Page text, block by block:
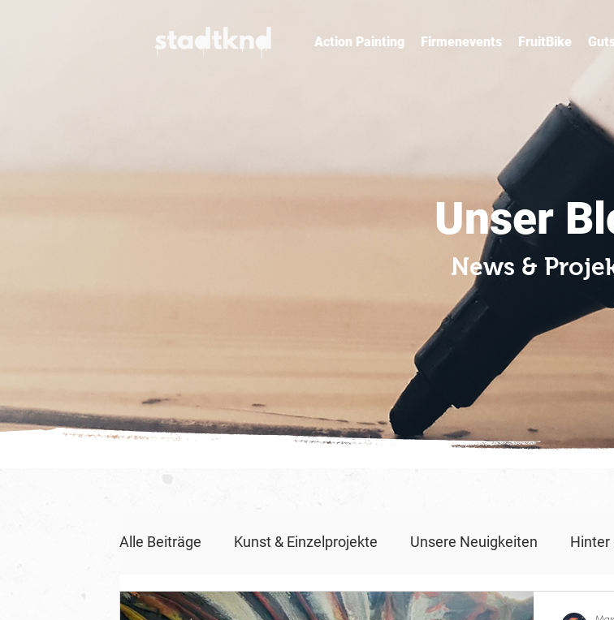
Action Painting Firmenevents FruitBike
Unser
News &
Alle Beiträge Kunst & Einzelprojekte Unsere Neuigkeiten Hinter
Kreativität & Mindset Videoprojekte Action Painting